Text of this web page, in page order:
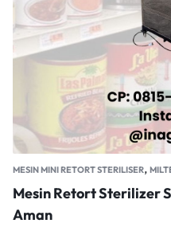
MESIN MINI RETORT STERILISER,
Mesin Retort Sterilizer
Aman